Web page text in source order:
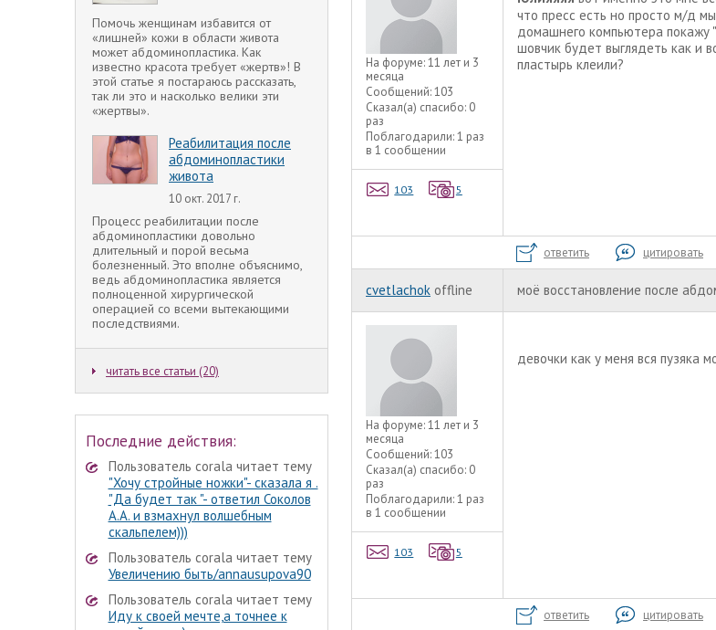
Помочь женщинам избавится от
«лишней» кожи в области живота
может абдоминопластика. Как
известно красота требует «жертв»! В
этой статье я постараюсь рассказать,
так ли это и насколько велики эти
«жертвы».
Реабилитация после
абдоминопластики
живота
10 окт. 2017 г.
Процесс реабилитации после
абдоминопластики довольно
длительный и порой весьма
болезненный. Это вполне объяснимо,
ведь абдоминопластика является
полноценной хирургической
операцией со всеми вытекающими
последствиями.
читать все статьи (20)
Последние действия:
Пользователь corala читает тему
"Хочу стройные ножки"- сказала я .
"Да будет так "- ответил Соколов
А.А. и взмахнул волшебным
скальпелем)))
Пользователь corala читает тему
Увеличению быть/annausupova90
Пользователь corala читает тему
Иду к своей мечте,а точнее к
На форуме:11 лет и 3
месяца
Сообщений:103
Сказал(а) спасибо: 0
раз
Поблагодарили:1 раз
в 1 сообщении
103 5
что пресс есть но просто м/д
домашнего компьютера
шовчик будет выглядеть как и
пластырь клеили?
ответить цитировать
cvetlachok offline моё восстановление после
На форуме:11 лет и 3
месяца
Сообщений:103
Сказал(а) спасибо: 0
раз
Поблагодарили:1 раз
в 1 сообщении
103 5
девочки как у меня вся пузяка
ответить цитировать